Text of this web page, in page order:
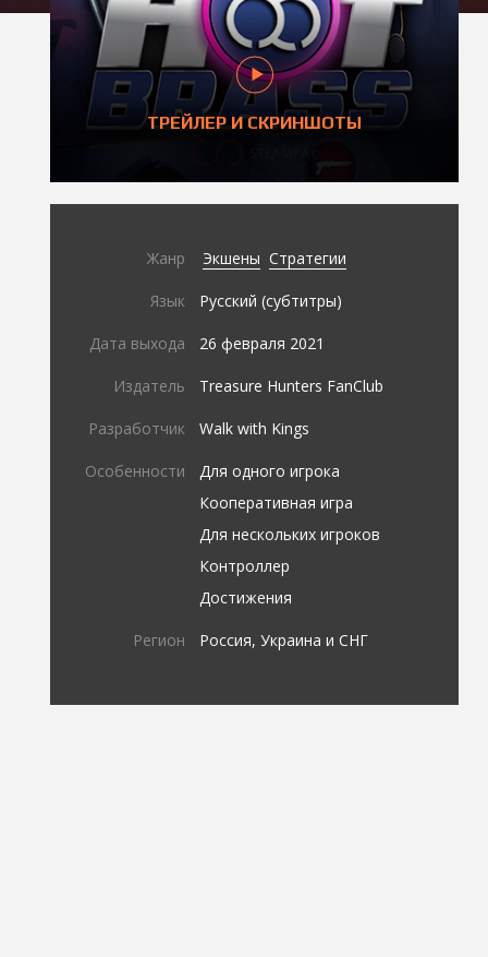
ТРЕЙЛЕР И СКРИНШОТЫ
Жанр Экшены Стратегии
Язык Русский (субтитры)
Дата выхода 26 февраля 2021
Издатель Treasure Hunters FanClub
Разработчик Walk with Kings
Особенности
Для одного игрока
Кооперативная игра
Для нескольких игроков
Контроллер
Достижения
Регион Россия, Украина и СНГ